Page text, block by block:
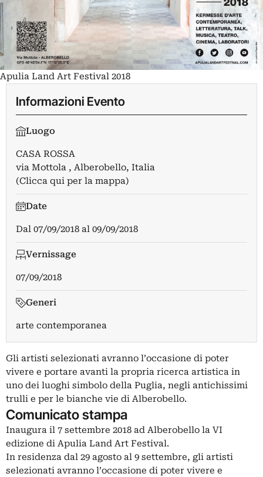
Apulia Land Art Festival 2018
Informazioni Evento
Luogo
CASA ROSSA
via Mottola , Alberobello, Italia
(Clicca qui per la mappa)
Date
Dal 07/09/2018 al 09/09/2018
Vernissage
07/09/2018
Generi
arte contemporanea
Gli artisti selezionati avranno l’occasione di poter
vivere e portare avanti la propria ricerca artistica in
uno dei luoghi simbolo della Puglia, negli antichissimi
trulli e per le bianche vie di Alberobello.
Comunicato stampa
Inaugura il 7 settembre 2018 ad Alberobello la VI
edizione di Apulia Land Art Festival.
In residenza dal 29 agosto al 9 settembre, gli artisti
selezionati avranno l’occasione di poter vivere e